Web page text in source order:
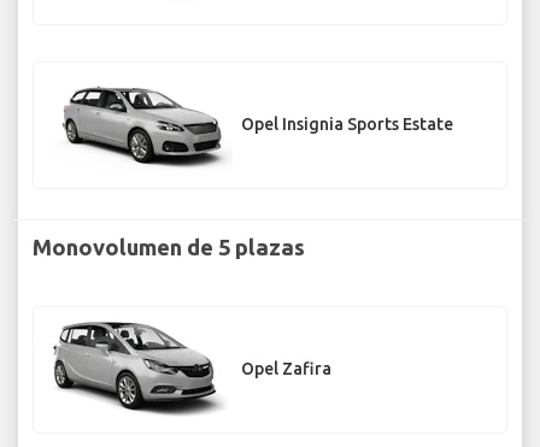
Opel Insignia Sports Estate
Monovolumen de 5 plazas
Opel Zafira